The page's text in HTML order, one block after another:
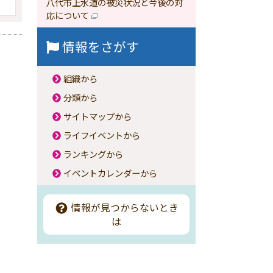
八代市上水道の被災状況と今後の対
応について
情報をさがす
組織から
分類から
サイトマップから
ライフイベントから
ランキングから
イベントカレンダーから
情報が見つからないとき
は